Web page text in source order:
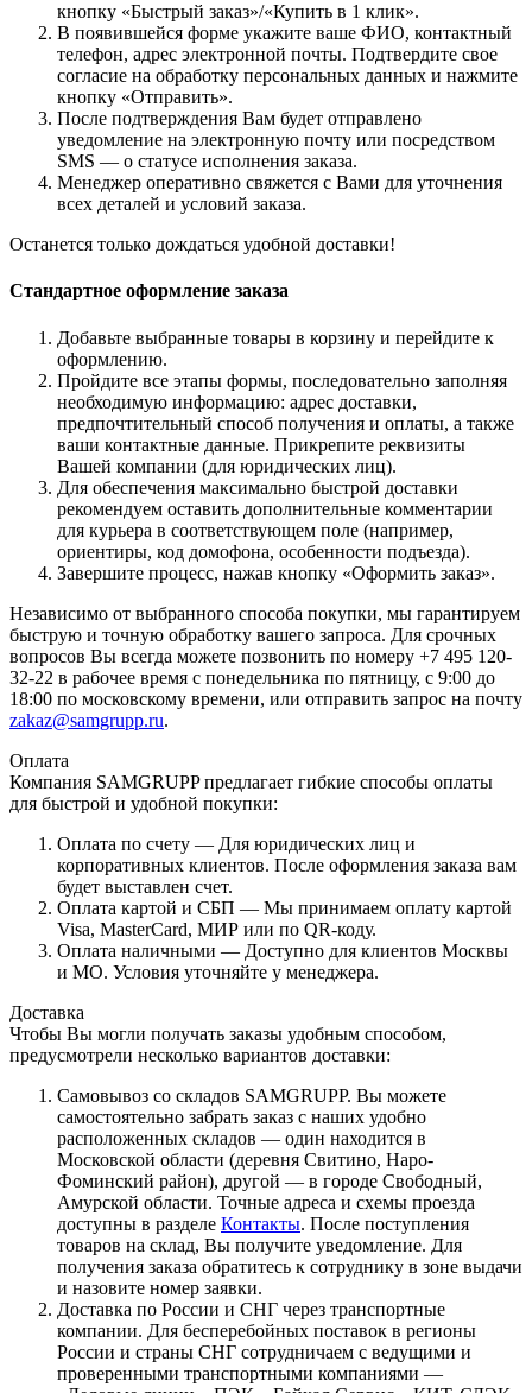
кнопку «Быстрый заказ»/«Купить в 1 клик».
В появившейся форме укажите ваше ФИО, контактный
телефон, адрес электронной почты. Подтвердите свое
согласие на обработку персональных данных и нажмите
кнопку «Отправить».
После подтверждения Вам будет отправлено
уведомление на электронную почту или посредством
SMS — о статусе исполнения заказа.
Менеджер оперативно свяжется с Вами для уточнения
всех деталей и условий заказа.
Останется только дождаться удобной доставки!
Стандартное оформление заказа
Добавьте выбранные товары в корзину и перейдите к
оформлению.
Пройдите все этапы формы, последовательно заполняя
необходимую информацию: адрес доставки,
предпочтительный способ получения и оплаты, а также
ваши контактные данные. Прикрепите реквизиты
Вашей компании (для юридических лиц).
Для обеспечения максимально быстрой доставки
рекомендуем оставить дополнительные комментарии
для курьера в соответствующем поле (например,
ориентиры, код домофона, особенности подъезда).
Завершите процесс, нажав кнопку «Оформить заказ».
Независимо от выбранного способа покупки, мы гарантируем
быструю и точную обработку вашего запроса. Для срочных
вопросов Вы всегда можете позвонить по номеру +7 495 120-
32-22 в рабочее время с понедельника по пятницу, с 9:00 до
18:00 по московскому времени, или отправить запрос на почту
zakaz@samgrupp.ru.
Оплата
Компания SAMGRUPP предлагает гибкие способы оплаты
для быстрой и удобной покупки:
Оплата по счету — Для юридических лиц и
корпоративных клиентов. После оформления заказа вам
будет выставлен счет.
Оплата картой и СБП — Мы принимаем оплату картой
Visa, MasterCard, МИР или по QR-коду.
Оплата наличными — Доступно для клиентов Москвы
и МО. Условия уточняйте у менеджера.
Доставка
Чтобы Вы могли получать заказы удобным способом,
предусмотрели несколько вариантов доставки:
Самовывоз со складов SAMGRUPP. Вы можете
самостоятельно забрать заказ с наших удобно
расположенных складов — один находится в
Московской области (деревня Свитино, Наро-
Фоминский район), другой — в городе Свободный,
Амурской области. Точные адреса и схемы проезда
доступны в разделе Контакты. После поступления
товаров на склад, Вы получите уведомление. Для
получения заказа обратитесь к сотруднику в зоне выдачи
и назовите номер заявки.
Доставка по России и СНГ через транспортные
компании. Для бесперебойных поставок в регионы
России и страны СНГ сотрудничаем с ведущими и
проверенными транспортными компаниями —